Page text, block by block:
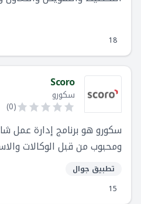
18
Scoro
سكورو
(
0
)
سكورو هو برنامج إدارة عمل
ومحبوب من قبل الوكالات
العالم. باستخدام سكورو ،
بالكامل في مكان واحد ، من
النهائية.
تطبيق جوال
15